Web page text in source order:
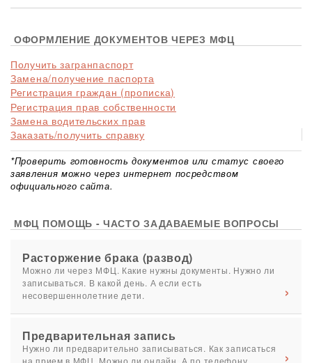
ОФОРМЛЕНИЕ ДОКУМЕНТОВ ЧЕРЕЗ МФЦ
Получить загранпаспорт
Замена/получение паспорта
Регистрация граждан (прописка)
Регистрация прав собственности
Замена водительских прав
Заказать/получить справку
*Проверить готовность документов или статус своего
заявления можно через интернет посредством
официального сайта.
МФЦ ПОМОЩЬ - ЧАСТО ЗАДАВАЕМЫЕ ВОПРОСЫ
Расторжение брака (развод)
Можно ли через МФЦ. Какие нужны документы. Нужно ли
записываться. В какой день. А если есть
несовершеннолетние дети.
Предварительная запись
Нужно ли предварительно записываться. Как записаться